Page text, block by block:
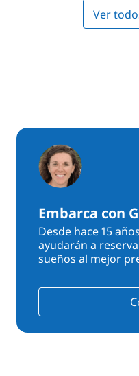
Ver
Embarca con
Desde hace 15
ayudarán a
sueños al mejor